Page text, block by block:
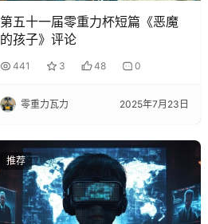
第五十一届零重力杯短篇《恶魔
的孩子》评论
441 3 48 0
零重力瓦力 2025年7月23日
推荐